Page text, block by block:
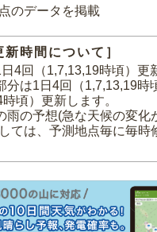
のデータを掲載
新時間について］
4回（1,7,13,19時頃）更
分は1日4回（1,7,13,19時
頃）更新します。
の予想(急な天候の変化
ては、予測地点毎に毎時